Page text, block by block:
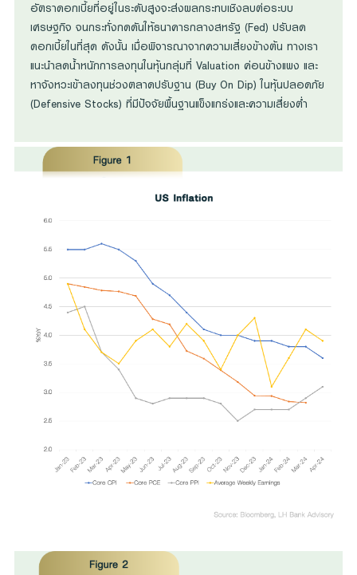
อัตราดอกเบี้ยที่อยู่ในระดับสูงจะส่งผลกระทบเชิงลบต่อระบบ
เศรษฐกิจ จนกระทั่งกดดันให้ธนาคารกลางสหรัฐ (Fed) ปรับลด
ดอกเบี้ยในที่สุด ดังนั้น เมื่อพิจารณาจากความเสี่ยงข้างต้น ทางเรา
แนะนำลดน้ำหนักการลงทุนในหุ้นกลุ่มที่ Valuation ค่อนข้างแพง และ
หาจังหวะเข้าลงทุนช่วงตลาดปรับฐาน (Buy On Dip) ในหุ้นปลอดภัย
(Defensive Stocks) ที่มีปัจจัยพื้นฐานแข็งแกร่งและความเสี่ยงต่ำ